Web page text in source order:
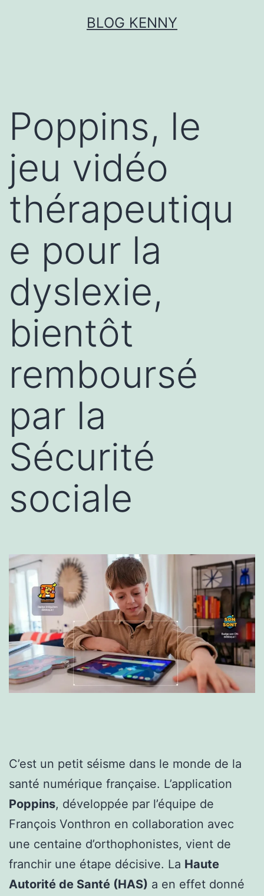
BLOG KENNY
Poppins, le
jeu vidéo
thérapeutiqu
e pour la
dyslexie,
bientôt
remboursé
par la
Sécurité
sociale
C’est un petit séisme dans le monde de la
santé numérique française. L’application
Poppins, développée par l’équipe de
François Vonthron en collaboration avec
une centaine d’orthophonistes, vient de
franchir une étape décisive. La Haute
Autorité de Santé (HAS) a en effet donné